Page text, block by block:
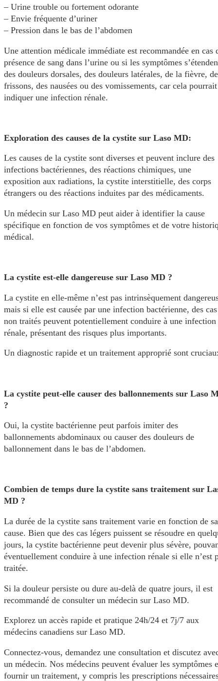
– Urine trouble ou fortement odorante
– Envie fréquente d’uriner
– Pression dans le bas de l’abdomen
Une attention médicale immédiate est recommandée en cas
présence de sang dans l’urine ou si les symptômes
des douleurs dorsales, des douleurs latérales, de la fièvre,
frissons, des nausées ou des vomissements, car cela pourrait
indiquer une infection rénale.
Exploration des causes de la cystite sur Laso MD:
Les causes de la cystite sont diverses et peuvent inclure des
infections bactériennes, des réactions chimiques, une
exposition aux radiations, la cystite interstitielle, des corps
étrangers ou des réactions induites par des médicaments.
Un médecin sur Laso MD peut aider à identifier la cause
spécifique en fonction de vos symptômes et de votre
médical.
La cystite est-elle dangereuse sur Laso MD ?
La cystite en elle-même n’est pas intrinsèquement
mais si elle est causée par une infection bactérienne, des cas
non traités peuvent potentiellement conduire à une infection
rénale, présentant des risques plus importants.
Un diagnostic rapide et un traitement approprié sont
La cystite peut-elle causer des ballonnements sur Laso
?
Oui, la cystite bactérienne peut parfois imiter des
ballonnements abdominaux ou causer des douleurs de
ballonnement dans le bas de l’abdomen.
Combien de temps dure la cystite sans traitement sur
MD ?
La durée de la cystite sans traitement varie en fonction de sa
cause. Bien que des cas légers puissent se résoudre en
jours, la cystite bactérienne peut devenir plus sévère,
éventuellement conduire à une infection rénale si elle n’est
traitée.
Si la douleur persiste ou dure au-delà de quatre jours, il est
recommandé de consulter un médecin sur Laso MD.
Explorez un accès rapide et pratique 24h/24 et 7j/7 aux
médecins canadiens sur Laso MD.
Connectez-vous, demandez une consultation et discutez
un médecin. Nos médecins peuvent évaluer les symptômes
fournir un traitement, y compris les prescriptions